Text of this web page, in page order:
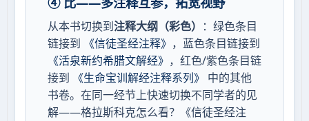
从本书切换到注释大纲（彩色） ：绿色条目
链接到 《信徒圣经注释》 ，蓝色条目链接到
《活泉新约希腊文解经》 ，红色/紫色条目链
接到 《生命宝训解经注释系列》 中的其他
书卷。在同一经节上快速切换不同学者的见
解——格拉斯科克怎么看？《信徒圣经注